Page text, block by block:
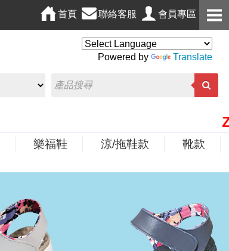
會員專區
聯絡客服
首頁
Powered by Translate
ZOBR
樂福鞋 涼/拖鞋款
靴款
t